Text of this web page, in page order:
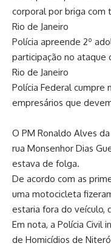
corporal por briga com
Rio de Janeiro
Polícia apreende 2º
participação no ataque
Rio de Janeiro
Polícia Federal cumpre
empresários que
O PM Ronaldo Alves
rua Monsenhor Dias
estava de folga.
De acordo com as
uma motocicleta
estaria fora do veículo,
Em nota, a Polícia Civil
de Homicídios de